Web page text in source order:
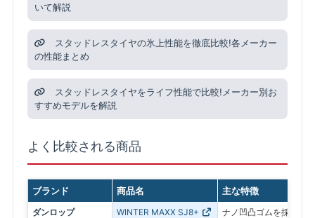
いて解説
スタッドレスタイヤの氷上性能を徹底比較!各メーカー
の性能まとめ
スタッドレスタイヤをライフ性能で比較!メーカー別お
すすめモデルを解説
よく比較される商品
ブランド 商品名 主な特徴
ダンロップ WINTER MAXX SJ8+
ナノ凹凸ゴムを採用し